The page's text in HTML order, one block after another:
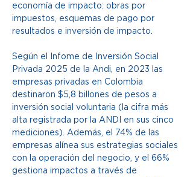
economía de impacto: obras por
impuestos, esquemas de pago por
resultados e inversión de impacto.
Según el Infome de Inversión Social
Privada 2025 de la Andi, en 2023 las
empresas privadas en Colombia
destinaron $5,8 billones de pesos a
inversión social voluntaria (la cifra más
alta registrada por la ANDI en sus cinco
mediciones). Además, el 74% de las
empresas alínea sus estrategias sociales
con la operación del negocio, y el 66%
gestiona impactos a través de